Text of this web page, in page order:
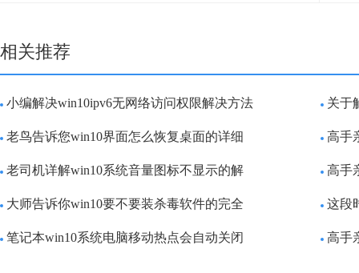
相关推荐
小编解决win10ipv6无网络访问权限解决方法 关于
老鸟告诉您win10界面怎么恢复桌面的详细 高手
老司机详解win10系统音量图标不显示的解 高手
大师告诉你win10要不要装杀毒软件的完全 这段
笔记本win10系统电脑移动热点会自动关闭 高手